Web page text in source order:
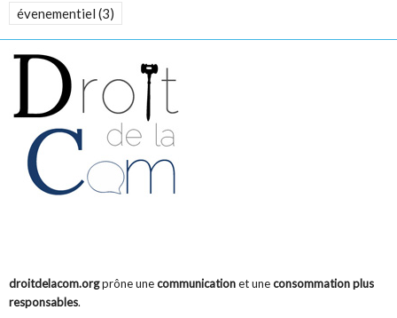
évenementiel (3)
droitdelacom.orgprône unecommunicationet uneconsommation plus
responsables.